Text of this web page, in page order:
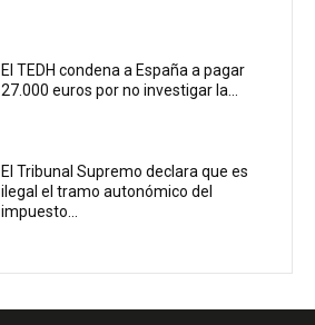
El TEDH condena a España a pagar
27.000 euros por no investigar la...
El Tribunal Supremo declara que es
ilegal el tramo autonómico del
impuesto...